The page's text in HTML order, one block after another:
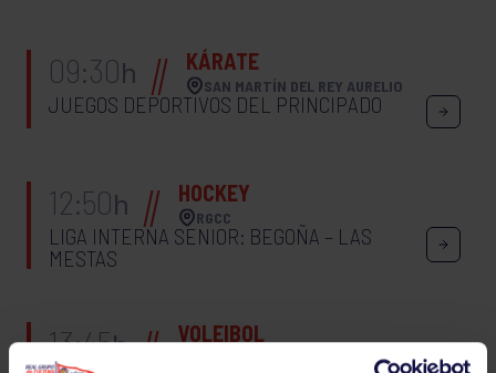
09:30h KÁRATE
SAN MARTÍN DEL REY AURELIO
JUEGOS DEPORTIVOS DEL PRINCIPADO
12:50h HOCKEY
RGCC
LIGA INTERNA SENIOR: BEGOÑA – LAS
MESTAS
13:45h VOLEIBOL